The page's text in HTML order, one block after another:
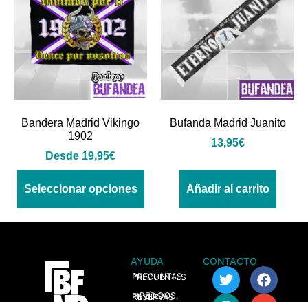
Bandera Madrid Vikingo
1902
Desde 19,95€
Seleccionar opciones
Bufanda Madrid Juanito
13,95€
Añadir al carrito
AYUDA
> PREGUNTAS FRECUENTES
> PEDIDOS, ENVÍOS Y RESERVAS
CONTACTO